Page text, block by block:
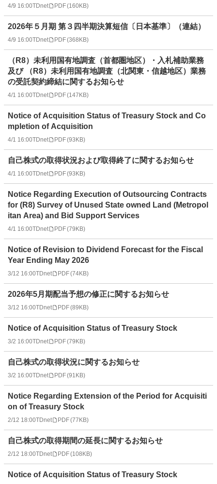
4/9 16:00TDnet PDF(160KB)
2026年５月期 第３四半期決算短信〔日本基準〕（連結）
4/9 16:00TDnet PDF(368KB)
（R8）未利用国有地調査（首都圏地区）・入札補助業務
及び （R8）未利用国有地調査（北関東・信越地区）業務
の受託契約締結に関するお知らせ
4/1 16:00TDnet PDF(147KB)
Notice of Acquisition Status of Treasury Stock and Co
mpletion of Acquisition
4/1 16:00TDnet PDF(93KB)
自己株式の取得状況および取得終了に関するお知らせ
4/1 16:00TDnet PDF(93KB)
Notice Regarding Execution of Outsourcing Contracts
for (R8) Survey of Unused State owned Land (Metropol
itan Area) and Bid Support Services
4/1 16:00TDnet PDF(79KB)
Notice of Revision to Dividend Forecast for the Fiscal
Year Ending May 2026
3/12 16:00TDnet PDF(74KB)
2026年5月期配当予想の修正に関するお知らせ
3/12 16:00TDnet PDF(89KB)
Notice of Acquisition Status of Treasury Stock
3/2 16:00TDnet PDF(79KB)
自己株式の取得状況に関するお知らせ
3/2 16:00TDnet PDF(91KB)
Notice Regarding Extension of the Period for Acquisiti
on of Treasury Stock
2/12 18:00TDnet PDF(77KB)
自己株式の取得期間の延長に関するお知らせ
2/12 18:00TDnet PDF(108KB)
Notice of Acquisition Status of Treasury Stock